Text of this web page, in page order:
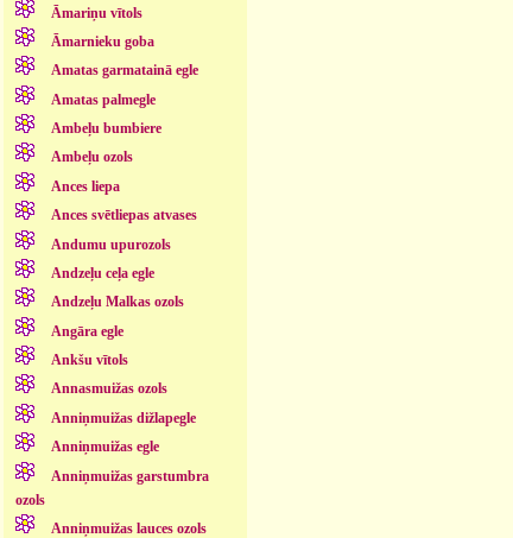
Āmariņu vītols
Āmarnieku goba
Amatas garmatainā egle
Amatas palmegle
Ambeļu bumbiere
Ambeļu ozols
Ances liepa
Ances svētliepas atvases
Andumu upurozols
Andzeļu ceļa egle
Andzeļu Malkas ozols
Angāra egle
Ankšu vītols
Annasmuižas ozols
Anniņmuižas dižlapegle
Anniņmuižas egle
Anniņmuižas garstumbra
ozols
Anniņmuižas lauces ozols